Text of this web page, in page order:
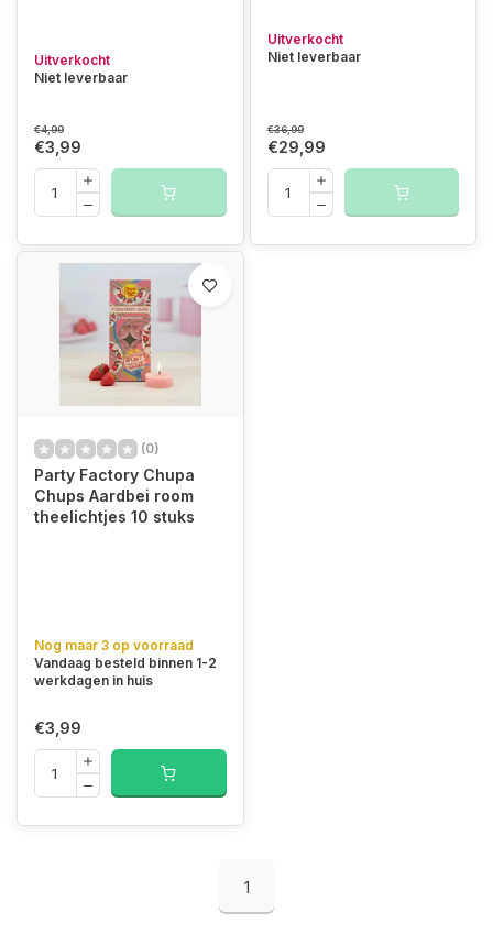
Uitverkocht
Niet leverbaar
€4,99
€3,99
Uitverkocht
Niet leverbaar
€36,99
€29,99
(0)
Party Factory Chupa
Chups Aardbei room
theelichtjes 10 stuks
Nog maar 3 op voorraad
Vandaag besteld binnen 1-2
werkdagen in huis
€3,99
1